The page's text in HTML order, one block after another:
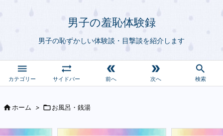
男子の羞恥体験録
男子の恥ずかしい体験談・目撃談を紹介します
 
サイドバー

前へ

次へ

検索
ホーム > お風呂・銭湯